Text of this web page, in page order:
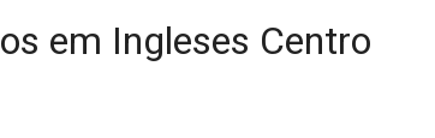
em Ingleses Centro